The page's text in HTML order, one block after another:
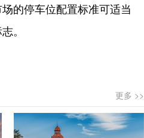
的停车位配置标准可适当
。
更多 >>